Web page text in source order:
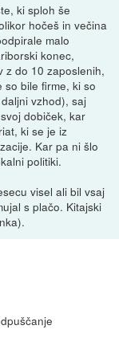
ki sploh še
hočeš in večina
malo
konec,
z do 10 zaposlenih,
bile firme, ki so
vzhod), saj
dobiček, kar
ki se je iz
Kar pa ni šlo
politiki.
visel ali bil vsaj
s plačo. Kitajski